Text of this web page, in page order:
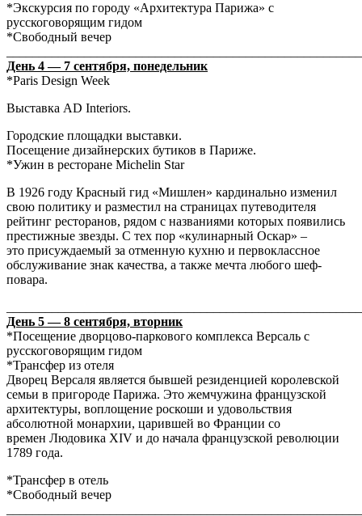
*Экскурсия по городу «Архитектура Парижа» с
русскоговорящим гидом
*Свободный вечер
День 4 — 7 сентября, понедельник
*Paris Design Week
Выставка AD Interiors.
Городские площадки выставки.
Посещение дизайнерских бутиков в Париже.
*Ужин в ресторане Michelin Star
В 1926 году Красный гид «Мишлен» кардинально изменил
свою политику и разместил на страницах путеводителя
рейтинг ресторанов, рядом с названиями которых появились
престижные звезды. С тех пор «кулинарный Оскар» –
это присуждаемый за отменную кухню и первоклассное
обслуживание знак качества, а также мечта любого шеф-
повара.
День 5 — 8 сентября, вторник
*Посещение дворцово-паркового комплекса Версаль с
русскоговорящим гидом
*Трансфер из отеля
Дворец Версаля является бывшей резиденцией королевской
семьи в пригороде Парижа. Это жемчужина французской
архитектуры, воплощение роскоши и удовольствия
абсолютной монархии, царившей во Франции со
времен Людовика XIV и до начала французской революции
1789 года.
*Трансфер в отель
*Свободный вечер